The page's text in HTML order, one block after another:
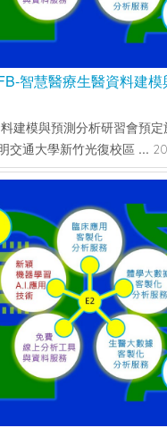
智慧醫療生醫資料建
建模與預測分析研習會預
交通大學新竹光復校區 ...